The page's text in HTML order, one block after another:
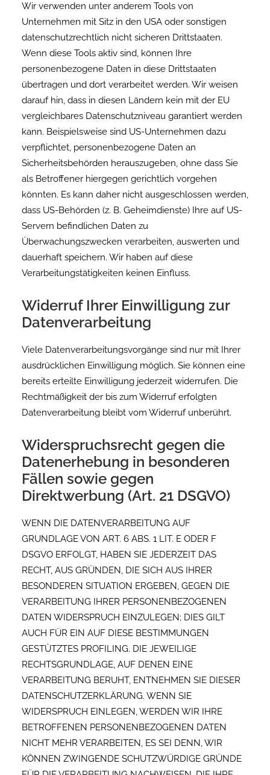
Wir verwenden unter anderem Tools von
Unternehmen mit Sitz in den USA oder sonstigen
datenschutzrechtlich nicht sicheren Drittstaaten.
Wenn diese Tools aktiv sind, können Ihre
personenbezogene Daten in diese Drittstaaten
übertragen und dort verarbeitet werden. Wir weisen
darauf hin, dass in diesen Ländern kein mit der EU
vergleichbares Datenschutzniveau garantiert werden
kann. Beispielsweise sind US-Unternehmen dazu
verpflichtet, personenbezogene Daten an
Sicherheitsbehörden herauszugeben, ohne dass Sie
als Betroffener hiergegen gerichtlich vorgehen
könnten. Es kann daher nicht ausgeschlossen werden,
dass US-Behörden (z. B. Geheimdienste) Ihre auf US-
Servern befindlichen Daten zu
Überwachungszwecken verarbeiten, auswerten und
dauerhaft speichern. Wir haben auf diese
Verarbeitungstätigkeiten keinen Einfluss.
Widerruf Ihrer Einwilligung zur
Datenverarbeitung
Viele Datenverarbeitungsvorgänge sind nur mit Ihrer
ausdrücklichen Einwilligung möglich. Sie können eine
bereits erteilte Einwilligung jederzeit widerrufen. Die
Rechtmäßigkeit der bis zum Widerruf erfolgten
Datenverarbeitung bleibt vom Widerruf unberührt.
Widerspruchsrecht gegen die
Datenerhebung in besonderen
Fällen sowie gegen
Direktwerbung (Art. 21 DSGVO)
WENN DIE DATENVERARBEITUNG AUF
GRUNDLAGE VON ART. 6 ABS. 1 LIT. E ODER F
DSGVO ERFOLGT, HABEN SIE JEDERZEIT DAS
RECHT, AUS GRÜNDEN, DIE SICH AUS IHRER
BESONDEREN SITUATION ERGEBEN, GEGEN DIE
VERARBEITUNG IHRER PERSONENBEZOGENEN
DATEN WIDERSPRUCH EINZULEGEN; DIES GILT
AUCH FÜR EIN AUF DIESE BESTIMMUNGEN
GESTÜTZTES PROFILING. DIE JEWEILIGE
RECHTSGRUNDLAGE, AUF DENEN EINE
VERARBEITUNG BERUHT, ENTNEHMEN SIE DIESER
DATENSCHUTZERKLÄRUNG. WENN SIE
WIDERSPRUCH EINLEGEN, WERDEN WIR IHRE
BETROFFENEN PERSONENBEZOGENEN DATEN
NICHT MEHR VERARBEITEN, ES SEI DENN, WIR
KÖNNEN ZWINGENDE SCHUTZWÜRDIGE GRÜNDE